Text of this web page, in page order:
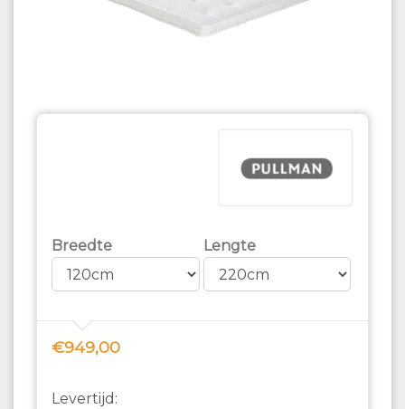
Breedte Lengte
€949,00
Levertijd: